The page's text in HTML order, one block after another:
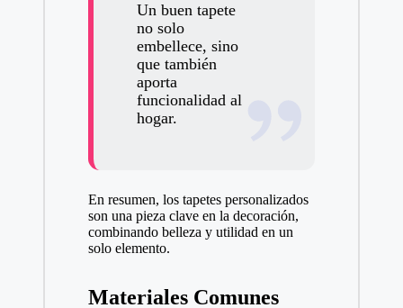
Un buen tapete
no solo
embellece, sino
que también
aporta
funcionalidad al
hogar.
En resumen, los tapetes personalizados
son una pieza clave en la decoración,
combinando belleza y utilidad en un
solo elemento.
Materiales Comunes